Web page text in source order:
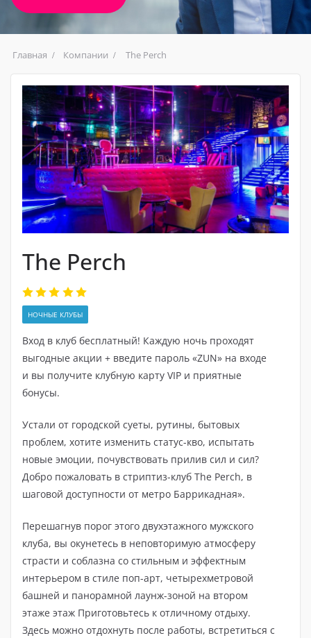
Главная Компании The Perch
The Perch
НОЧНЫЕ КЛУБЫ
Вход в клуб бесплатный! Каждую ночь проходят
выгодные акции + введите пароль «ZUN» на входе
и вы получите клубную карту VIP и приятные
бонусы.
Устали от городской суеты, рутины, бытовых
проблем, хотите изменить статус-кво, испытать
новые эмоции, почувствовать прилив сил и сил?
Добро пожаловать в стриптиз-клуб The Perch, в
шаговой доступности от метро Баррикадная».
Перешагнув порог этого двухэтажного мужского
клуба, вы окунетесь в неповторимую атмосферу
страсти и соблазна со стильным и эффектным
интерьером в стиле поп-арт, четырехметровой
башней и панорамной лаунж-зоной на втором
этаже этаж Приготовьтесь к отличному отдыху.
Здесь можно отдохнуть после работы, встретиться с